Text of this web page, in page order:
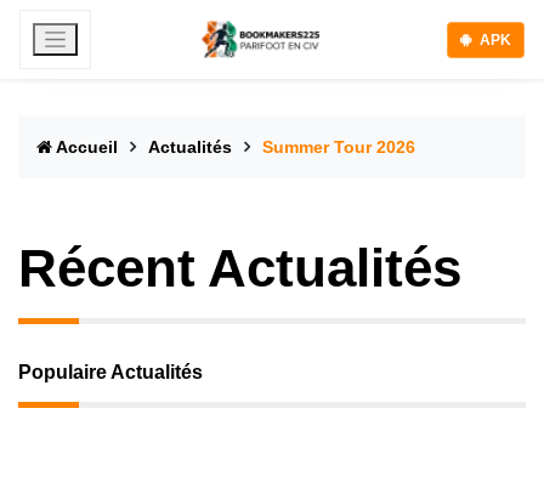
APK
Accueil Actualités Summer Tour 2026
Récent Actualités
Populaire Actualités